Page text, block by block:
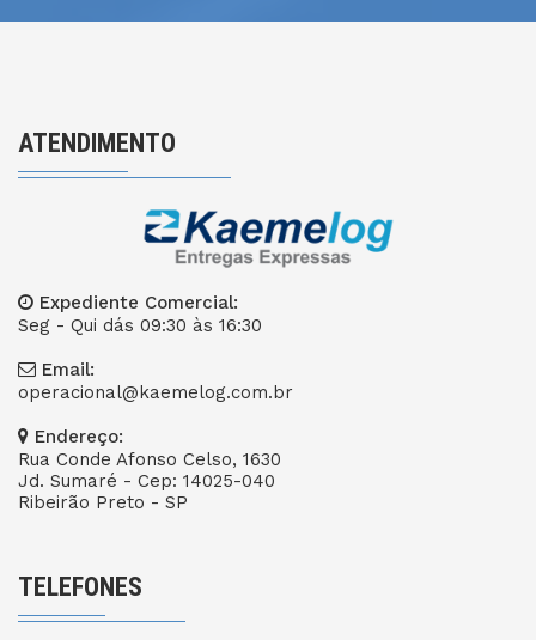
ATENDIMENTO
Expediente Comercial:
Seg - Qui dás 09:30 às 16:30
Email:
operacional@kaemelog.com.br
Endereço:
Rua Conde Afonso Celso, 1630
Jd. Sumaré - Cep: 14025-040
Ribeirão Preto - SP
TELEFONES